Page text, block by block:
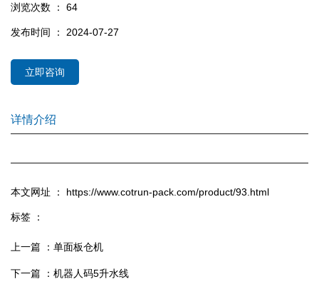
浏览次数 ： 64
发布时间 ： 2024-07-27
立即咨询
详情介绍
本文网址 ： https://www.cotrun-pack.com/product/93.html
标签 ：
上一篇 ： 单面板仓机
下一篇 ： 机器人码5升水线